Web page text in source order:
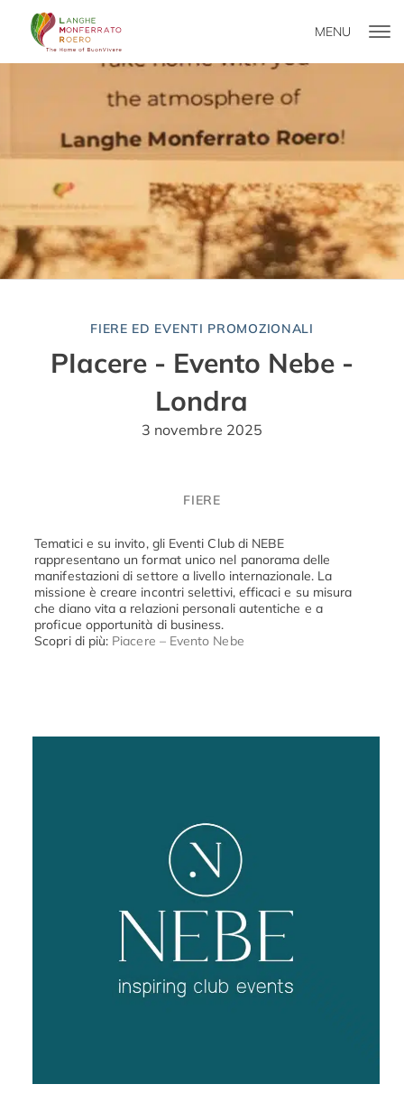
MENU
FIERE ED EVENTI PROMOZIONALI
PIacere - Evento Nebe -
Londra
3 novembre 2025
FIERE
Tematici e su invito, gli Eventi Club di NEBE
rappresentano un format unico nel panorama delle
manifestazioni di settore a livello internazionale. La
missione è creare incontri selettivi, efficaci e su misura
che diano vita a relazioni personali autentiche e a
proficue opportunità di business.
Scopri di più: Piacere – Evento Nebe